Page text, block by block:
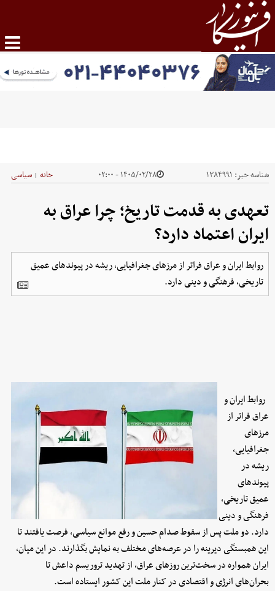
شناسه خبر: ۱۳۸۴۹۹۱ ۱۴۰۵/۰۲/۲۸ - ۰۲:۰۰ خانه | سیاسی
تعهدی به قدمت تاریخ؛ چرا عراق به
ایران اعتماد دارد؟
روابط ایران و عراق فراتر از مرزهای جغرافیایی، ریشه در پیوندهای عمیق
تاریخی، فرهنگی و دینی دارد.
روابط ایران و
عراق فراتر از
مرزهای
جغرافیایی،
ریشه در
پیوندهای
عمیق تاریخی،
فرهنگی و دینی
دارد. دو ملت پس از سقوط صدام حسین و رفع موانع سیاسی، فرصت یافتند تا
این همبستگی دیرینه را در عرصه‌های مختلف به نمایش بگذارند. در این میان،
ایران همواره در سخت‌ترین روزهای عراق، از تهدید تروریسم داعش تا
بحران‌های انرژی و اقتصادی در کنار ملت این کشور ایستاده است.